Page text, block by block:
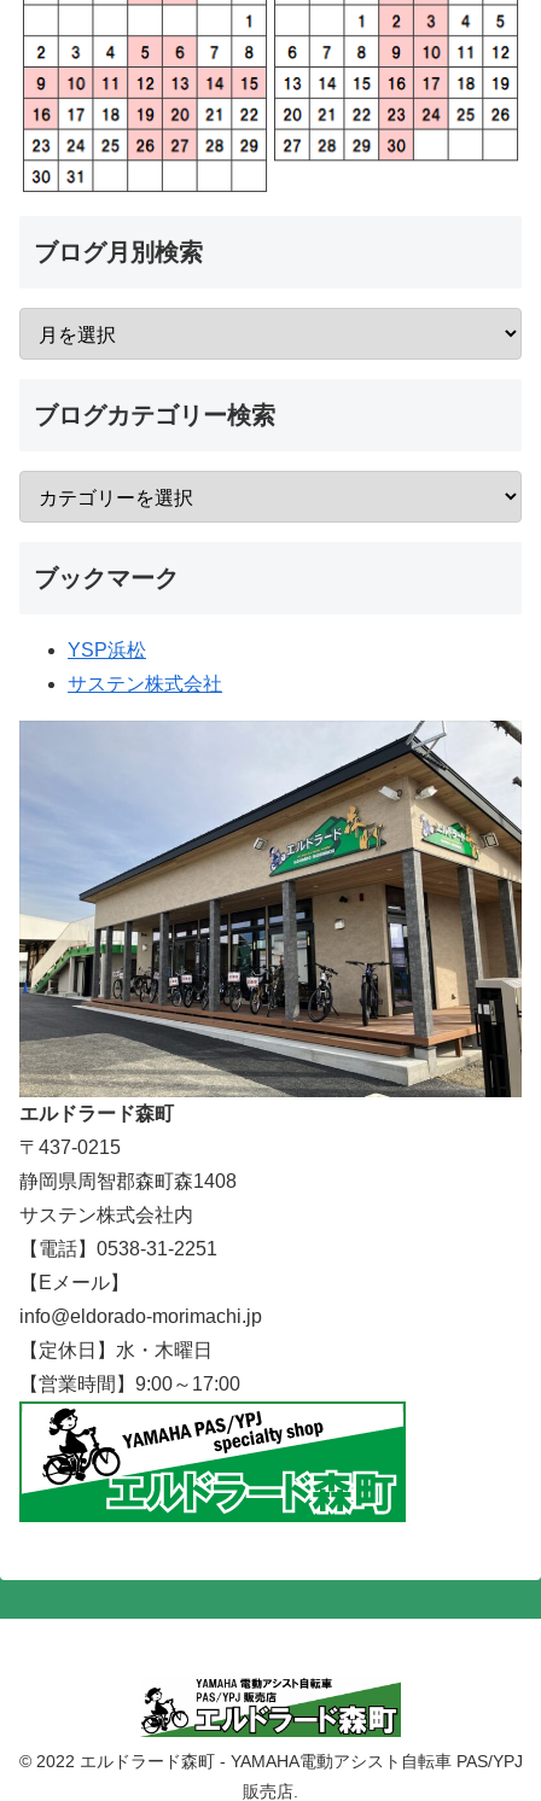
ブログ月別検索
ブログカテゴリー検索
ブックマーク
YSP浜松
サステン株式会社
エルドラード森町
〒437-0215
静岡県周智郡森町森1408
サステン株式会社内
【電話】0538-31-2251
【Eメール】
info@eldorado-morimachi.jp
【定休日】水・木曜日
【営業時間】9:00～17:00
© 2022 エルドラード森町 - YAMAHA電動アシスト自転車 PAS/YPJ
販売店.